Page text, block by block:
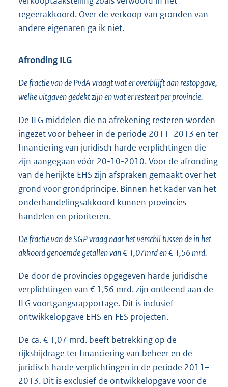
regeerakkoord. Over de verkoop van gronden van
andere eigenaren ga ik niet.
Afronding ILG
De fractie van de PvdA vraagt wat er overblijft aan restopgave,
welke uitgaven gedekt zijn en wat er resteert per provincie.
De ILG middelen die na afrekening resteren worden
ingezet voor beheer in de periode 2011–2013 en ter
financiering van juridisch harde verplichtingen die
zijn aangegaan vóór 20-10-2010. Voor de afronding
van de herijkte EHS zijn afspraken gemaakt over het
grond voor grondprincipe. Binnen het kader van het
onderhandelingsakkoord kunnen provincies
handelen en prioriteren.
De fractie van de SGP vraag naar het verschil tussen de in het
akkoord genoemde getallen van € 1,07mrd en € 1,56 mrd.
De door de provincies opgegeven harde juridische
verplichtingen van € 1,56 mrd. zijn ontleend aan de
ILG voortgangsrapportage. Dit is inclusief
ontwikkelopgave EHS en FES projecten.
De ca. € 1,07 mrd. beeft betrekking op de
rijksbijdrage ter financiering van beheer en de
juridisch harde verplichtingen in de periode 2011–
2013. Dit is exclusief de ontwikkelopgave voor de